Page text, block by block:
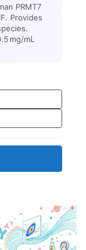
PRMT7
Provides
mg/mL